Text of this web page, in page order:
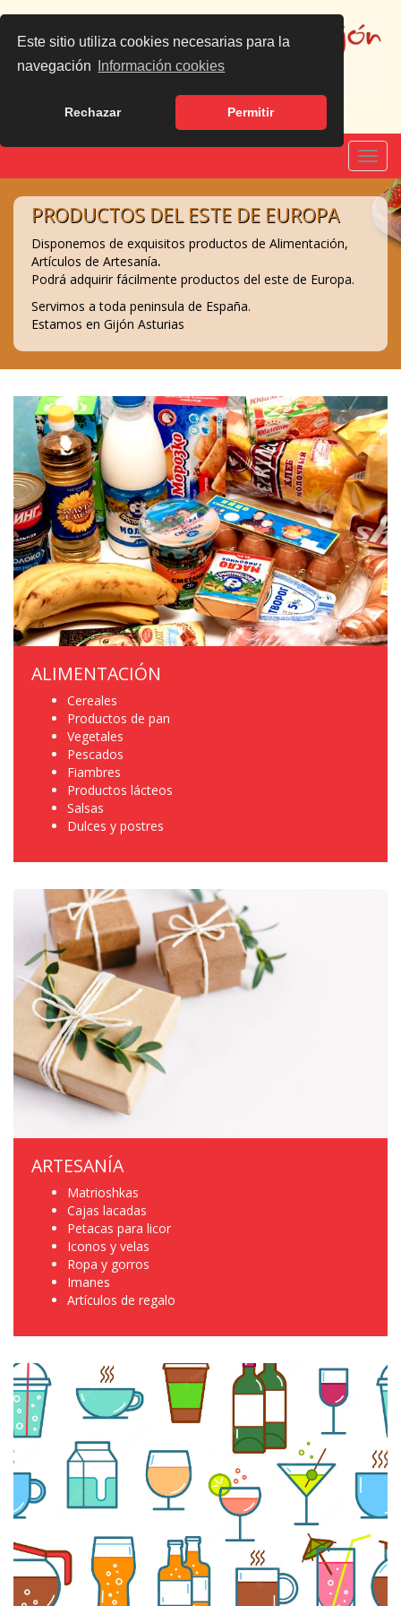
Este sitio utiliza cookies necesarias para la
navegación
Información cookies
Rechazar Permitir
|English
PRODUCTOS DEL ESTE DE EUROPA
Disponemos de exquisitos productos de Alimentación,
Artículos de Artesanía.
Podrá adquirir fácilmente productos del este de Europa.
Servimos a toda peninsula de España.
Estamos en Gijón Asturias
ALIMENTACIÓN
Cereales
Productos de pan
Vegetales
Pescados
Fiambres
Productos lácteos
Salsas
Dulces y postres
ARTESANÍA
Matrioshkas
Cajas lacadas
Petacas para licor
Iconos y velas
Ropa y gorros
Imanes
Artículos de regalo